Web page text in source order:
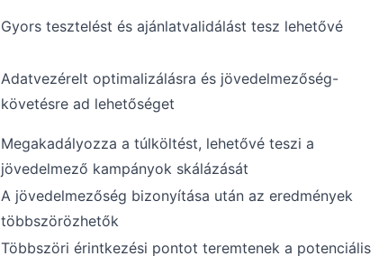
Gyors tesztelést és ajánlatvalidálást tesz lehetővé
Adatvezérelt optimalizálásra és jövedelmezőség-
követésre ad lehetőséget
Megakadályozza a túlköltést, lehetővé teszi a
jövedelmező kampányok skálázását
A jövedelmezőség bizonyítása után az eredmények
többszörözhetők
Többszöri érintkezési pontot teremtenek a potenciális